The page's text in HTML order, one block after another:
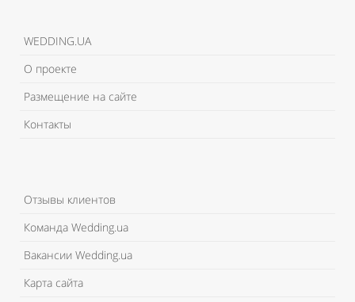
WEDDING.UA
О проекте
Размещение на сайте
Контакты
Отзывы клиентов
Команда Wedding.ua
Вакансии Wedding.ua
Карта сайта